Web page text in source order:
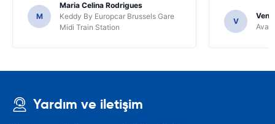
M
Maria Celina Rodrigues
Keddy By Europcar Brussels Gare
Midi Train Station
V
Yardım ve iletişim